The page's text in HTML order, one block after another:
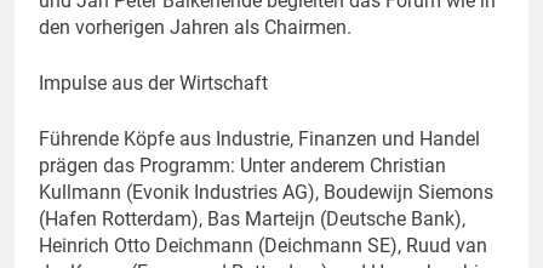
den vorherigen Jahren als Chairmen.
Impulse aus der Wirtschaft
Führende Köpfe aus Industrie, Finanzen und Handel
prägen das Programm: Unter anderem Christian
Kullmann (Evonik Industries AG), Boudewijn Siemons
(Hafen Rotterdam), Bas Marteijn (Deutsche Bank),
Heinrich Otto Deichmann (Deichmann SE), Ruud van